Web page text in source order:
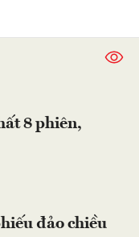
8 phiên,
đảo chiều